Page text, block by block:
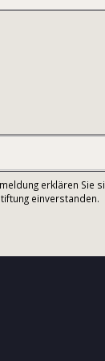
erklären Sie
einverstanden.